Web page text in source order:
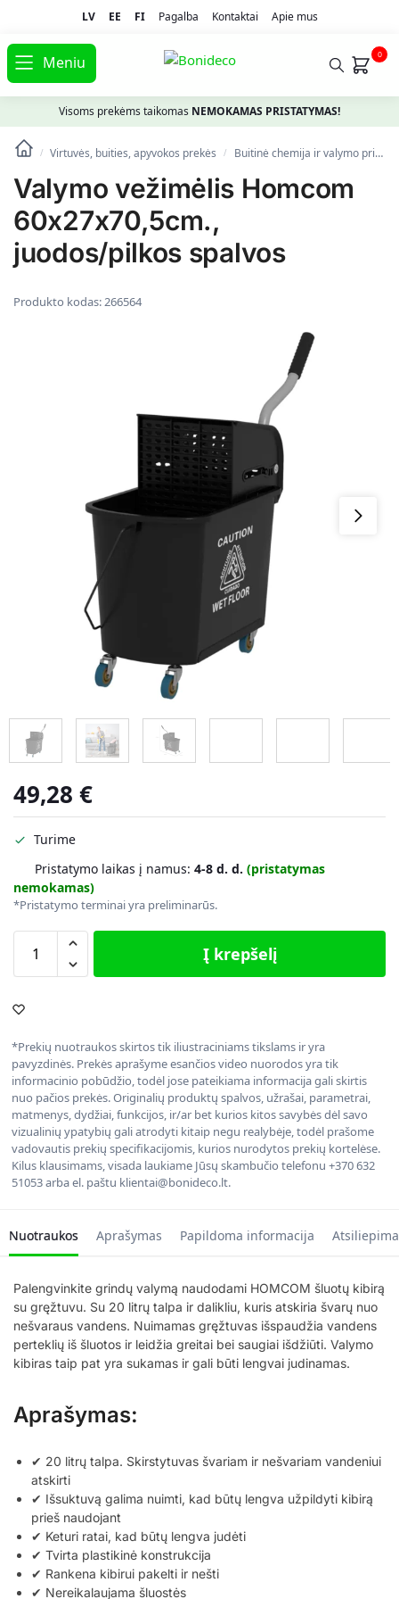
LV EE FI Pagalba Kontaktai Apie mus
Meniu 0
Visoms prekėms taikomas NEMOKAMAS PRISTATYMAS!
/ Virtuvės, buities, apyvokos prekės / Buitinė chemija ir valymo priemonės
Valymo vežimėlis Homcom
60x27x70,5cm.,
juodos/pilkos spalvos
Produkto kodas:266564
49,28 €
Turime
Pristatymo laikas į namus: 4-8 d. d. (pristatymas
nemokamas)
*Pristatymo terminai yra preliminarūs.
Į krepšelį
*Prekių nuotraukos skirtos tik iliustraciniams tikslams ir yra
pavyzdinės. Prekės aprašyme esančios video nuorodos yra tik
informacinio pobūdžio, todėl jose pateikiama informacija gali skirtis
nuo pačios prekės. Originalių produktų spalvos, užrašai, parametrai,
matmenys, dydžiai, funkcijos, ir/ar bet kurios kitos savybės dėl savo
vizualinių ypatybių gali atrodyti kitaip negu realybėje, todėl prašome
vadovautis prekių specifikacijomis, kurios nurodytos prekių kortelėse.
Kilus klausimams, visada laukiame Jūsų skambučio telefonu +370 632
51053 arba el. paštu klientai@bonideco.lt.
Nuotraukos Aprašymas Papildoma informacija
Palengvinkite grindų valymą naudodami HOMCOM šluotų kibirą
su gręžtuvu. Su 20 litrų talpa ir dalikliu, kuris atskiria švarų nuo
nešvaraus vandens. Nuimamas gręžtuvas išspaudžia vandens
perteklių iš šluotos ir leidžia greitai bei saugiai išdžiūti. Valymo
kibiras taip pat yra sukamas ir gali būti lengvai judinamas.
Aprašymas:
✔ 20 litrų talpa. Skirstytuvas švariam ir nešvariam vandeniui
atskirti
✔ Išsuktuvą galima nuimti, kad būtų lengva užpildyti kibirą
prieš naudojant
✔ Keturi ratai, kad būtų lengva judėti
✔ Tvirta plastikinė konstrukcija
✔ Rankena kibirui pakelti ir nešti
✔ Nereikalaujama šluostės